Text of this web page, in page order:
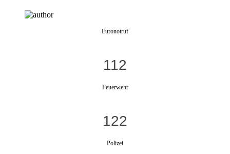
Euronotruf
112
Feuerwehr
122
Polizei